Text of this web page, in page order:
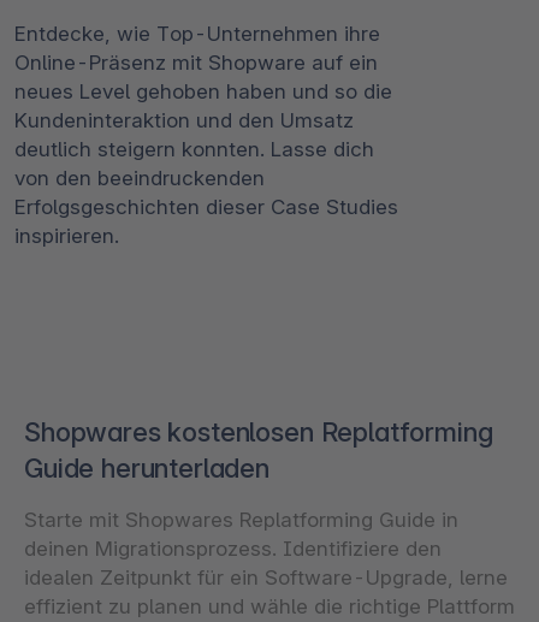
Entdecke, wie Top-Unternehmen ihre
Online-Präsenz mit Shopware auf ein
neues Level gehoben haben und so die
Kundeninteraktion und den Umsatz
deutlich steigern konnten. Lasse dich
von den beeindruckenden
Erfolgsgeschichten dieser Case Studies
inspirieren.
Shopwares kostenlosen Replatforming
Guide herunterladen
Starte mit Shopwares Replatforming Guide in
deinen Migrationsprozess. Identifiziere den
idealen Zeitpunkt für ein Software-Upgrade, lerne
effizient zu planen und wähle die richtige Plattform